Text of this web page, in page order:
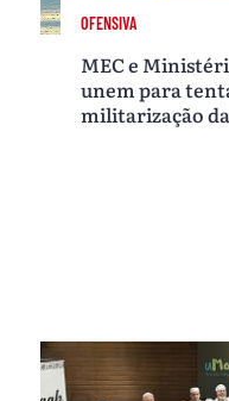
OFENSIVA
MEC e
unem para
militarização